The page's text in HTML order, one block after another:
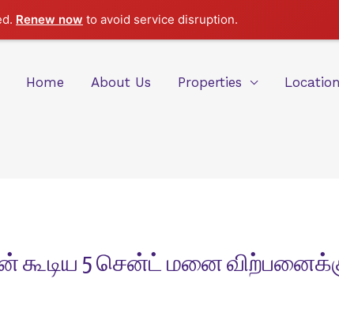
Renew now to avoid service disruption.
Home About Us Properties Location
5 சென்ட் மனை